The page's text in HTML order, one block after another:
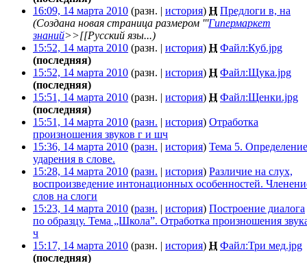
16:09, 14 марта 2010 (разн. | история) Н Предлоги в, на
(Создана новая страница размером '''Гипермаркет
знаний>>[[Русский язы...)
15:52, 14 марта 2010 (разн. | история) Н Файл:Куб.jpg
(последняя)
15:52, 14 марта 2010 (разн. | история) Н Файл:Щука.jpg
(последняя)
15:51, 14 марта 2010 (разн. | история) Н Файл:Щенки.jpg
(последняя)
15:51, 14 марта 2010 (разн. | история) Отработка
произношения звуков г и шч
15:36, 14 марта 2010 (разн. | история) Тема 5. Определение
ударения в слове.
15:28, 14 марта 2010 (разн. | история) Различие на слух,
воспроизведение интонационных особенностей.
слов на слоги
15:23, 14 марта 2010 (разн. | история) Построение диалога
по образцу. Тема „Школа”. Отработка произношения
ч
15:17, 14 марта 2010 (разн. | история) Н Файл:Три мед.jpg
(последняя)